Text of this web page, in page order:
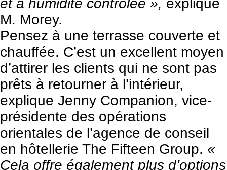
et à humidité contrôlée », explique
M. Morey.
Pensez à une terrasse couverte et
chauffée. C’est un excellent moyen
d’attirer les clients qui ne sont pas
prêts à retourner à l’intérieur,
explique Jenny Companion, vice-
présidente des opérations
orientales de l’agence de conseil
en hôtellerie The Fifteen Group. «
Cela offre également plus d’options